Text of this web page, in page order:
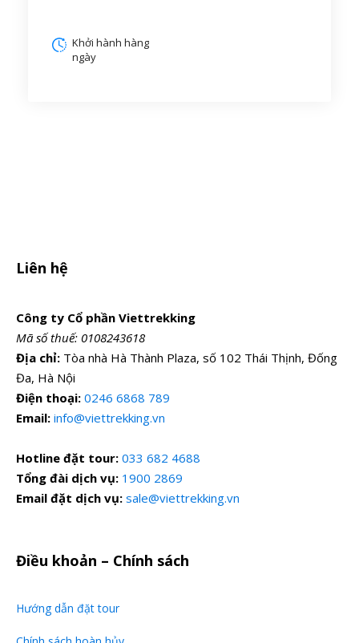
Khởi hành hàng
ngày
Liên hệ
Công ty Cổ phần Viettrekking
Mã số thuế: 0108243618
Địa chỉ: Tòa nhà Hà Thành Plaza, số 102 Thái Thịnh, Đống
Đa, Hà Nội
Điện thoại: 0246 6868 789
Email: info@viettrekking.vn
Hotline đặt tour: 033 682 4688
Tổng đài dịch vụ: 1900 2869
Email đặt dịch vụ: sale@viettrekking.vn
Điều khoản – Chính sách
Hướng dẫn đặt tour